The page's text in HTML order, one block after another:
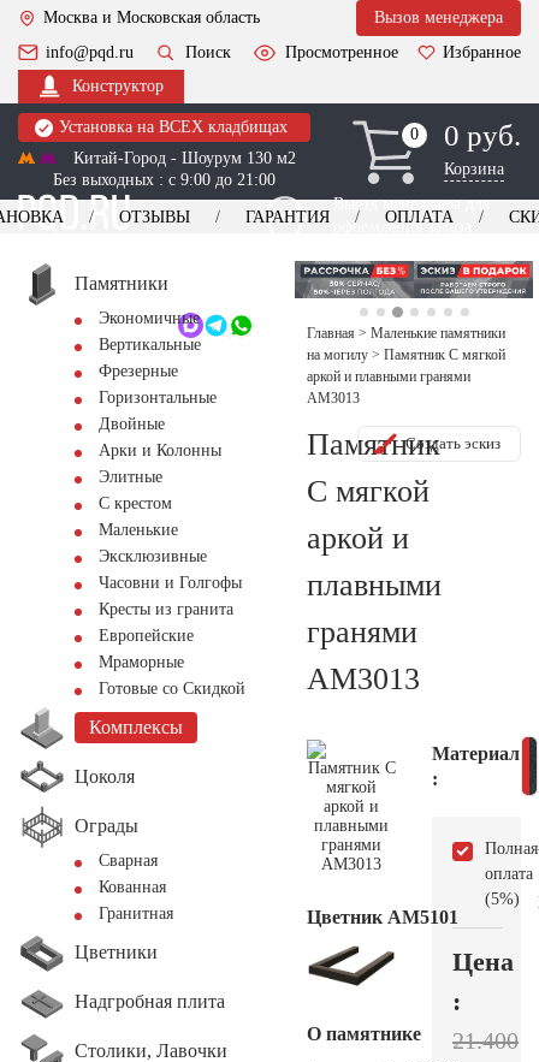
Москва и Московская область
Вызов менеджера
info@pqd.ru
Поиск Просмотренное
Избранное
Конструктор
Установка на ВСЕХ кладбищах
Китай-Город - Шоурум 130 м2
Без выходных : с 9:00 до 21:00
0
0 0 руб.
Корзина
Выезд менеджера для
оформления заказа
+7 (495) 518-44-23
Обратный звонок
ОТЗЫВЫ ГАРАНТИЯ ОПЛАТА
Памятники
Экономичные
Вертикальные
Фрезерные
Горизонтальные
Двойные
Арки и Колонны
Элитные
С крестом
Маленькие
Эксклюзивные
Часовни и Голгофы
Кресты из гранита
Европейские
Мраморные
Готовые со Скидкой
Комплексы
Цоколя
Ограды
Сварная
Кованная
Гранитная
Цветники
Надгробная плита
Столики, Лавочки
Главная > Маленькие памятники
на могилу > Памятник С мягкой
аркой и плавными гранями
AM3013
Памятник
С мягкой
аркой и
плавными
гранями
AM3013
Создать эскиз
Цветник АМ5101
О памятнике
Материал
:
Полная
оплата
(5%)
Цена
:
21.400